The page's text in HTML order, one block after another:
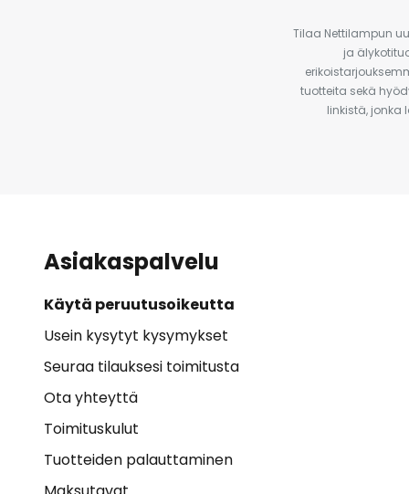
Tilaa Nettilampun
ja
tuotteita sekä
linkistä, jonka
Asiakaspalvelu
Käytä peruutusoikeutta
Usein kysytyt kysymykset
Seuraa tilauksesi toimitusta
Ota yhteyttä
Toimituskulut
Tuotteiden palauttaminen